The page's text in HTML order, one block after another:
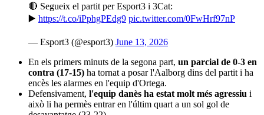
🔴 Segueix el partit per Esport3 i 3Cat:
▶️ https://t.co/iPphgPEdg9 pic.twitter.com/0FwHrf97nP
— Esport3 (@esport3) June 13, 2026
En els primers minuts de la segona part, un parcial de 0-3 en
contra (17-15) ha tornat a posar l'Aalborg dins del partit i ha
encès les alarmes en l'equip d'Ortega.
Defensivament, l'equip danès ha estat molt més agressiu i
això li ha permès entrar en l'últim quart a un sol gol de